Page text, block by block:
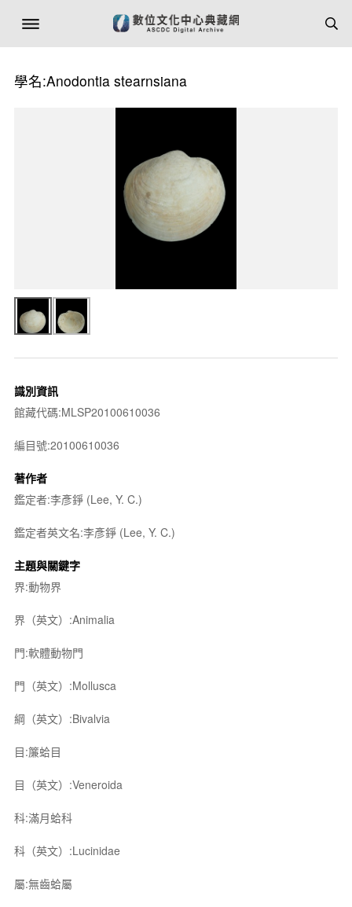
學名:Anodontia stearnsiana
識別資訊
館藏代碼:MLSP20100610036
編目號:20100610036
著作者
鑑定者:李彥錚 (Lee, Y. C.)
鑑定者英文名:李彥錚 (Lee, Y. C.)
主題與關鍵字
界:動物界
界（英文）:Animalia
門:軟體動物門
門（英文）:Mollusca
綱（英文）:Bivalvia
目:簾蛤目
目（英文）:Veneroida
科:滿月蛤科
科（英文）:Lucinidae
屬:無齒蛤屬